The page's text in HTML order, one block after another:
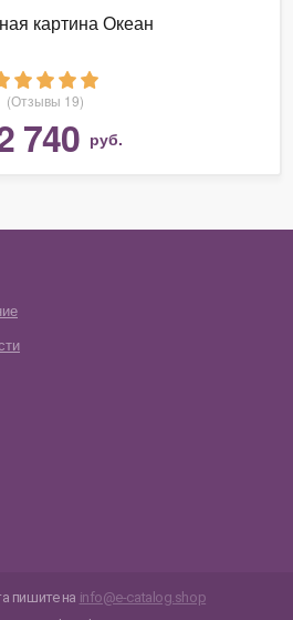
картина Океан
(Отзывы 19)
740 руб.
пишите на info@e-catalog.shop